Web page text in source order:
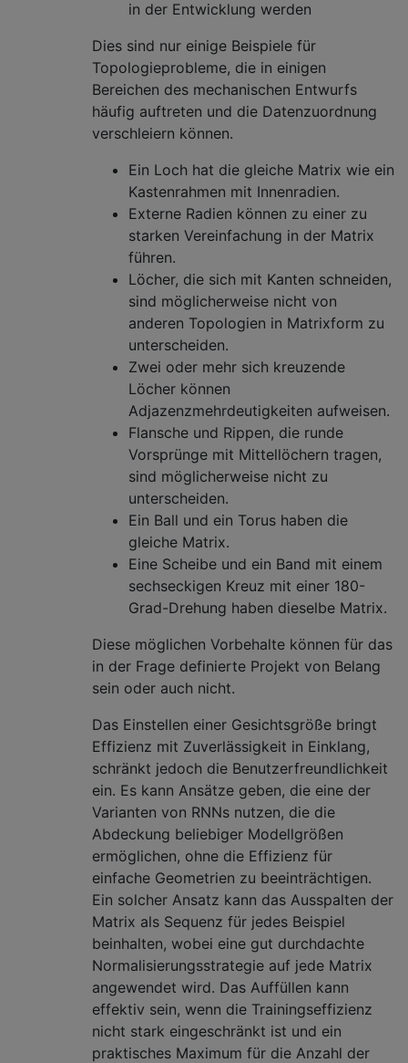
in der Entwicklung werden
Dies sind nur einige Beispiele für
Topologieprobleme, die in einigen
Bereichen des mechanischen Entwurfs
häufig auftreten und die Datenzuordnung
verschleiern können.
Ein Loch hat die gleiche Matrix wie ein
Kastenrahmen mit Innenradien.
Externe Radien können zu einer zu
starken Vereinfachung in der Matrix
führen.
Löcher, die sich mit Kanten schneiden,
sind möglicherweise nicht von
anderen Topologien in Matrixform zu
unterscheiden.
Zwei oder mehr sich kreuzende
Löcher können
Adjazenzmehrdeutigkeiten aufweisen.
Flansche und Rippen, die runde
Vorsprünge mit Mittellöchern tragen,
sind möglicherweise nicht zu
unterscheiden.
Ein Ball und ein Torus haben die
gleiche Matrix.
Eine Scheibe und ein Band mit einem
sechseckigen Kreuz mit einer 180-
Grad-Drehung haben dieselbe Matrix.
Diese möglichen Vorbehalte können für das
in der Frage definierte Projekt von Belang
sein oder auch nicht.
Das Einstellen einer Gesichtsgröße bringt
Effizienz mit Zuverlässigkeit in Einklang,
schränkt jedoch die Benutzerfreundlichkeit
ein. Es kann Ansätze geben, die eine der
Varianten von RNNs nutzen, die die
Abdeckung beliebiger Modellgrößen
ermöglichen, ohne die Effizienz für
einfache Geometrien zu beeinträchtigen.
Ein solcher Ansatz kann das Ausspalten der
Matrix als Sequenz für jedes Beispiel
beinhalten, wobei eine gut durchdachte
Normalisierungsstrategie auf jede Matrix
angewendet wird. Das Auffüllen kann
effektiv sein, wenn die Trainingseffizienz
nicht stark eingeschränkt ist und ein
praktisches Maximum für die Anzahl der